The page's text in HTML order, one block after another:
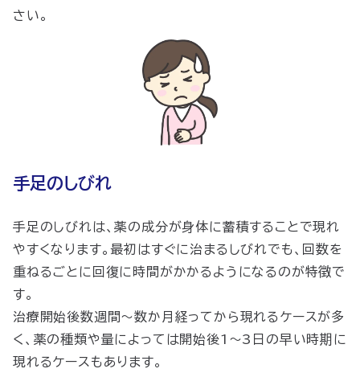
さい。
手足のしびれ
手足のしびれは、薬の成分が身体に蓄積することで現れ
やすくなります。最初はすぐに治まるしびれでも、回数を
重ねるごとに回復に時間がかかるようになるのが特徴で
す。
治療開始後数週間～数か月経ってから現れるケースが多
く、薬の種類や量によっては開始後1〜3日の早い時期に
現れるケースもあります。